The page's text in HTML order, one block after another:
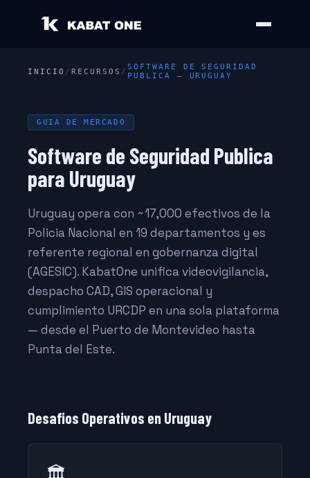
INICIO / RECURSOS / SOFTWARE DE SEGURIDAD
PUBLICA — URUGUAY
GUIA DE MERCADO
Software de Seguridad Publica
para Uruguay
Uruguay opera con ~17,000 efectivos de la
Policia Nacional en 19 departamentos y es
referente regional en gobernanza digital
(AGESIC). KabatOne unifica videovigilancia,
despacho CAD, GIS operacional y
cumplimiento URCDP en una sola plataforma
— desde el Puerto de Montevideo hasta
Punta del Este.
Desafios Operativos en Uruguay